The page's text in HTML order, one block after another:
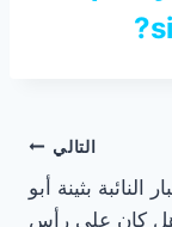
التالي
النائبة بثينة أبو
كان على رأس